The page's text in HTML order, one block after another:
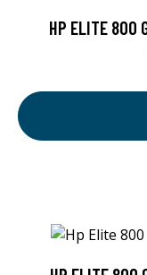
HP ELITE 800